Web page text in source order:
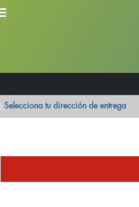
Selecciona tu dirección de entrega